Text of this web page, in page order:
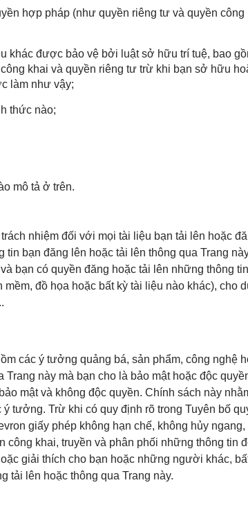
hợp pháp (như quyền riêng tư và quyền công
khác được bảo vệ bởi luật sở hữu trí tuệ, bao
khai và quyền riêng tư trừ khi bạn sở hữu
làm như vậy;
thức nào;
mô tả ở trên.
nhiệm đối với mọi tài liệu bạn tải lên hoặc
tin bạn đăng lên hoặc tải lên thông qua Trang
bạn có quyền đăng hoặc tải lên những thông
đồ họa hoặc bất kỳ tài liệu nào khác), cho
các ý tưởng quảng bá, sản phẩm, công nghệ
này mà bạn cho là bảo mật hoặc độc
mật và không độc quyền. Chính sách này
tưởng. Trừ khi có quy định rõ trong Tuyên bố
giấy phép không hạn chế, không hủy ngang,
khai, truyền và phân phối những thông tin
giải thích cho bạn hoặc những người khác,
tải lên hoặc thông qua Trang này.